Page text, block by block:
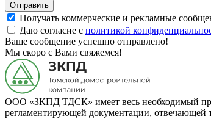
Отправить
Получать коммерческие и рекламные
Даю согласие с политикой
Ваше сообщение успешно отправлено!
Мы скоро с Вами свяжемся!
ООО «ЗКПД ТДСК» имеет весь необходимый
регламентирующей документации, отвечающей